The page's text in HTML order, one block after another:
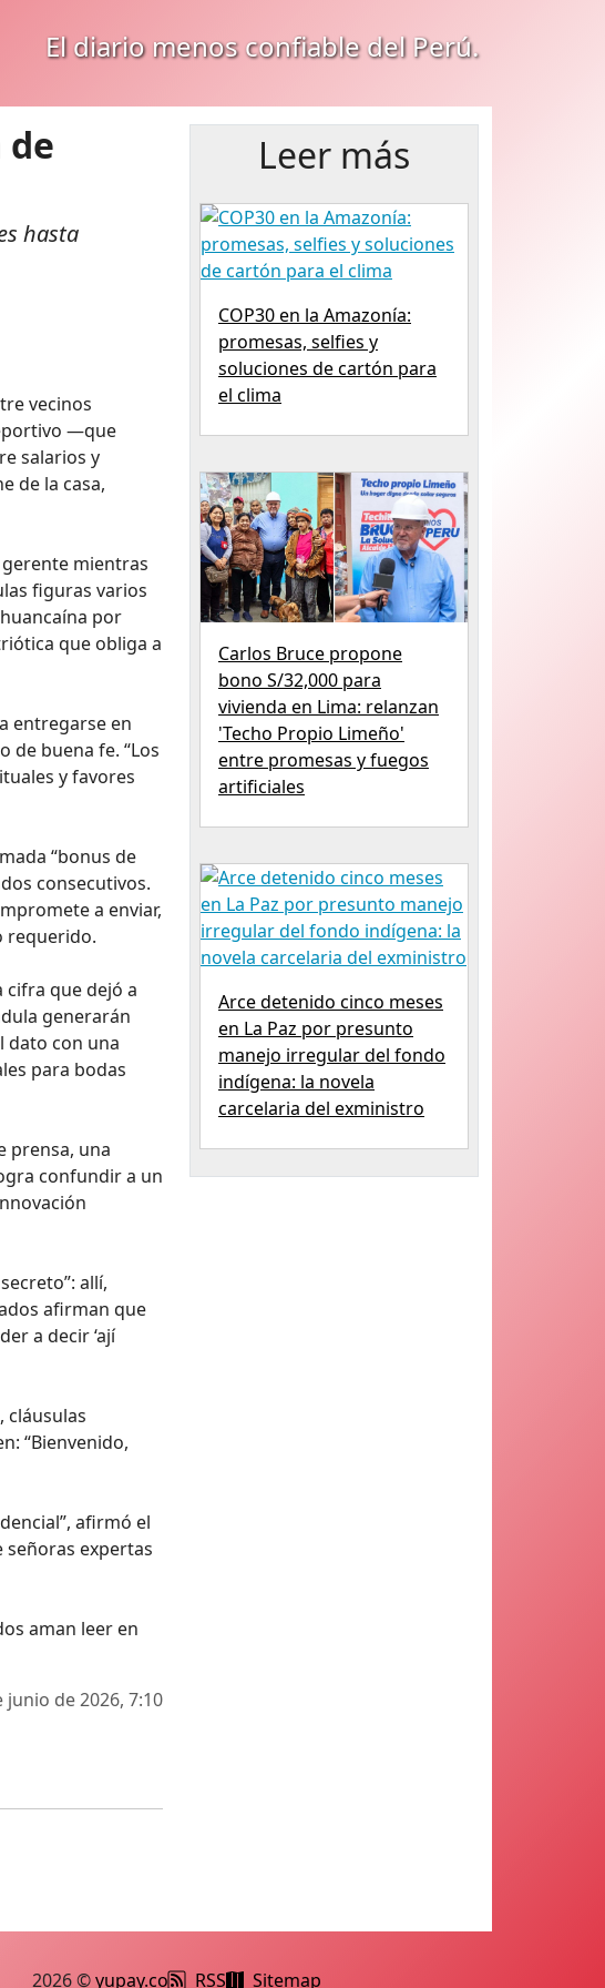
El diario menos confiable del Perú.
hasta
vecinos
—que
salarios y
de la casa,
mientras
figuras varios
por
que obliga a
entregarse en
de buena fe. “Los
y favores
“bonus de
consecutivos.
a enviar,
requerido.
cifra que dejó a
generarán
dato con una
para bodas
prensa, una
confundir a un
allí,
afirman que
a decir ‘ají
cláusulas
“Bienvenido,
afirmó el
expertas
aman leer en
junio de 2026, 7:10
Leer más
COP30 en la Amazonía:
promesas, selfies y
soluciones de cartón para
el clima
Carlos Bruce propone
bono S/32,000 para
vivienda en Lima: relanzan
'Techo Propio Limeño'
entre promesas y fuegos
artificiales
Arce detenido cinco meses
en La Paz por presunto
manejo irregular del fondo
indígena: la novela
carcelaria del exministro
2026 ©yupay.co RSS Sitemap